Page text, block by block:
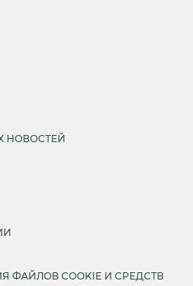
НОВОСТЕЙ
COOKIE И СРЕДСТВ